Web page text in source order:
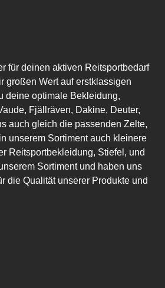
für deinen aktiven Reitsportbedarf
großen Wert auf erstklassigen
deine optimale Bekleidung,
Fjällräven, Dakine, Deuter,
auch gleich die passenden Zelte,
unserem Sortiment auch kleinere
Reitsportbekleidung, Stiefel, und
Sortiment und haben uns
die Qualität unserer Produkte und